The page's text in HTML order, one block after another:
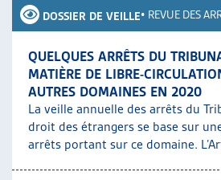
DOSSIER DE VEILLE• REVUE DES
QUELQUES ARRÊTS DU
MATIÈRE DE LIBRE-
AUTRES DOMAINES EN 2020
La veille annuelle des arrêts du
droit des étrangers se base sur
arrêts portant sur ce domaine.